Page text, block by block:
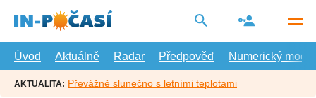
hlavní
Úvod
Aktuálně Radar Předpověď Numerický model
AKTUALITA: Převážně slunečno s letními teplotami